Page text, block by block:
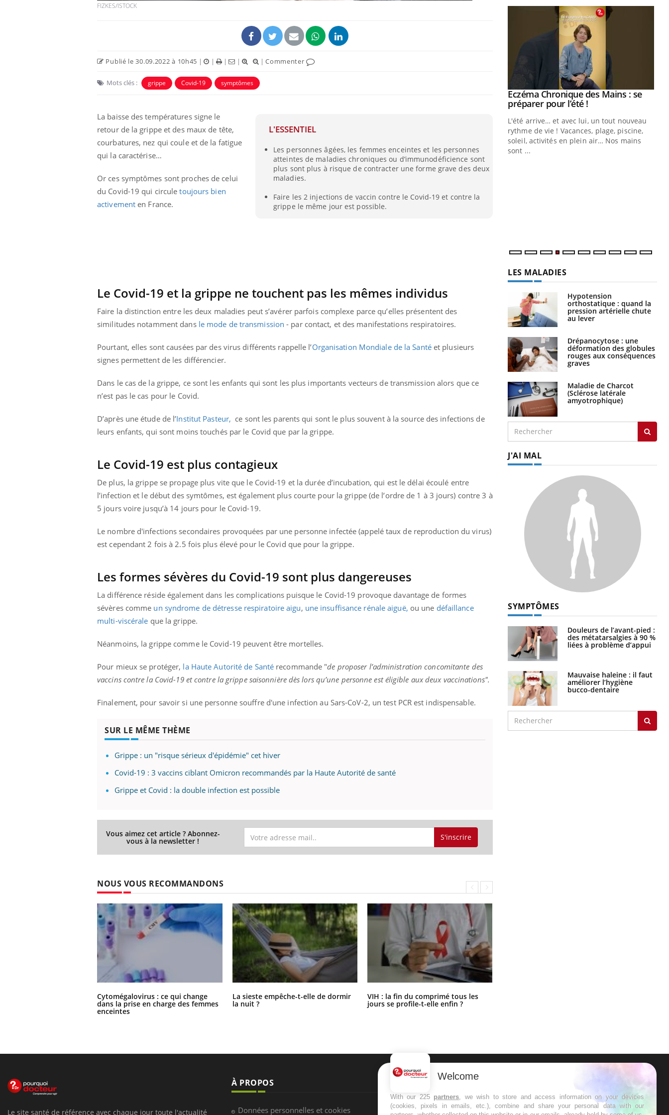
FIZKES/ISTOCK
Publié le 30.09.2022 à 10h45 | | | | |Commenter
Mots clés : grippe Covid-19 symptômes
L'ESSENTIEL
Les personnes âgées, les femmes enceintes et les personnes
atteintes de maladies chroniques ou d’immunodéficience sont
plus sont plus à risque de contracter une forme grave des deux
maladies.
Faire les 2 injections de vaccin contre le Covid-19 et contre la
grippe le même jour est possible.
La baisse des températures signe le
retour de la grippe et des maux de tête,
courbatures, nez qui coule et de la fatigue
qui la caractérise…
Or ces symptômes sont proches de celui
du Covid-19 qui circuletoujours bien
activement en France.
Le Covid-19 et la grippe ne touchent pas les mêmes individus
Faire la distinction entre les deux maladies peut s’avérer parfois complexe parce qu’elles présentent des
similitudes notamment dans le mode de transmission - par contact, et des manifestations respiratoires.
Pourtant, elles sont causées par des virus différents rappelle l’Organisation Mondiale de la Santéet plusieurs
signes permettent de les différencier.
Dans le cas de la grippe, ce sont les enfants qui sont les plus importants vecteurs de transmission alors que ce
n’est pas le cas pour le Covid.
D’après une étude de l’Institut Pasteur, ce sont les parents qui sont le plus souvent à la source des infections de
leurs enfants, qui sont moins touchés par le Covid que par la grippe.
Le Covid-19 est plus contagieux
De plus, la grippe se propage plus vite que le Covid-19 et la durée d’incubation, qui est le délai écoulé entre
l’infection et le début des symtômes, est également plus courte pour la grippe (de l’ordre de 1 à 3 jours) contre 3 à
5 jours voire jusqu’à 14 jours pour le Covid-19.
Le nombre d'infections secondaires provoquées par une personne infectée (appelé taux de reproduction du virus)
est cependant 2 fois à 2.5 fois plus élevé pour le Covid que pour la grippe.
Les formes sévères du Covid-19 sont plus dangereuses
La différence réside également dans les complications puisque le Covid-19 provoque davantage de formes
sévères comme un syndrome de détresse respiratoire aigu, une insuffisance rénale aiguë, ou une défaillance
multi-viscérale que la grippe.
Néanmoins, la grippe comme le Covid-19 peuvent être mortelles.
Pour mieux se protéger, la Haute Autorité de Santé recommande "de proposer l’administration concomitante des
vaccins contre la Covid-19 et contre la grippe saisonnière dès lors qu’une personne est éligible aux deux vaccinations".
Finalement, pour savoir si une personne souffre d'une infection au Sars-CoV-2, un test PCR est indispensable.
SUR LE MÊME THÈME
Grippe : un "risque sérieux d'épidémie" cet hiver
Covid-19 : 3 vaccins ciblant Omicron recommandés par la Haute Autorité de santé
Grippe et Covid : la double infection est possible
Vous aimez cet article ? Abonnez-
vous à la newsletter ! S'inscrire
NOUS VOUS RECOMMANDONS
Cytomégalovirus : ce qui change
dans la prise en charge des femmes
enceintes
La sieste empêche-t-elle de dormir
la nuit ?
VIH : la fin du comprimé tous les
jours se profile-t-elle enfin ?
Fatigue, irritabilité, brouillard mental ou
même alopécie… Les symptômes de la
carence en fer sont multiples ce qui la rend
En 2026, l'insuline dans le diabète de type 2
reste entourée d'idées reçues chez les
patients comme parfois chez les soignants.
Youtube
Eczéma Chronique des Mains : se
préparer pour l’été !Youtube
L'été arrive… et avec lui, un tout nouveau
rythme de vie ! Vacances, plage, piscine,
soleil, activités en plein air… Nos mains
sont ...
LES MALADIES
Hypotension
orthostatique : quand la
pression artérielle chute
au lever
Drépanocytose : une
déformation des globules
rouges aux conséquences
graves
Maladie de Charcot
(Sclérose latérale
amyotrophique)
J'AI MAL
SYMPTÔMES
Douleurs de l’avant-pied :
des métatarsalgies à 90 %
liées à problème d’appui
Mauvaise haleine : il faut
améliorer l’hygiène
bucco-dentaire
Le site santé de référence avec chaque jour toute l'actualité
À PROPOS
Données personnelles et cookies
NEWSLETTER
Recevez toutes les semaines les meilleures
Welcome
With our 225 partners, we wish to store and access information on your devices
(cookies, pixels in emails, etc.), combine and share your personal data with our